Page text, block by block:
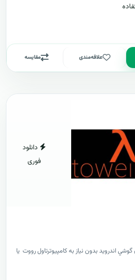
علاقه‌مندی مقایسه
دانلود
فوری
اندرويد بدون نياز به کامپيوترتاول رووت يا